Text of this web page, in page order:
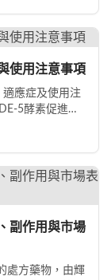
使用注意事項
應症及使用注
5酵素促進血
副作用與市場
處方藥物，由輝